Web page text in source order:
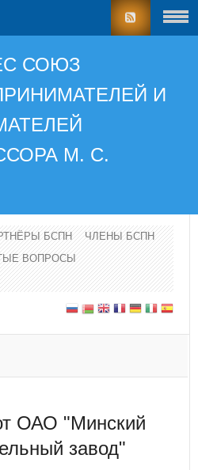
СОЮЗ
И
М. С.
БСПН
ЧЛЕНЫ БСПН
ВОПРОСЫ
ОАО "Минский
завод"